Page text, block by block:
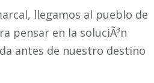
llegamos al pueblo de
pensar en la soluciÃ³n
antes de nuestro destino